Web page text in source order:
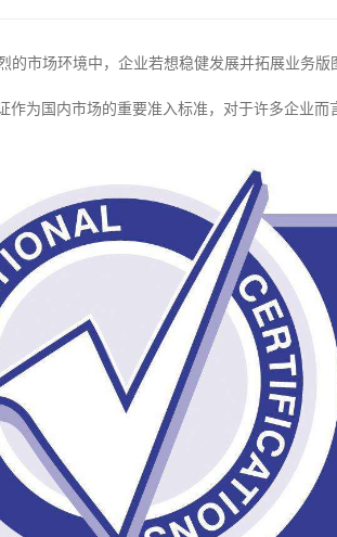
的市场环境中，企业若想稳健发展并拓展业务版
作为国内市场的重要准入标准，对于许多企业而